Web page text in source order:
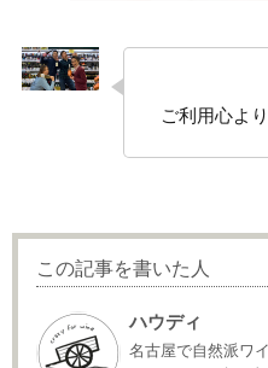
ご利用心よ
この記事を書いた人
ハウディ
名古屋で自然派ワ